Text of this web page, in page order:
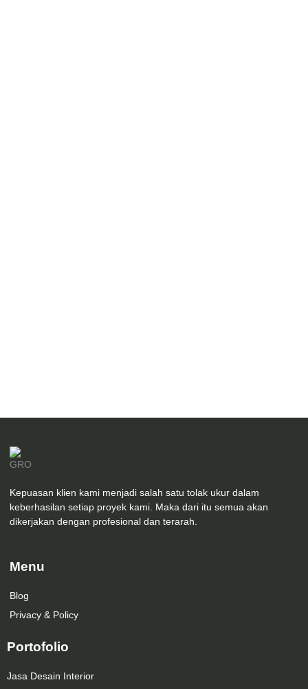
Kepuasan klien kami menjadi salah satu tolak ukur dalam
keberhasilan setiap proyek kami. Maka dari itu semua akan
dikerjakan dengan profesional dan terarah.
Menu
Blog
Privacy & Policy
Portofolio
Jasa Desain Interior